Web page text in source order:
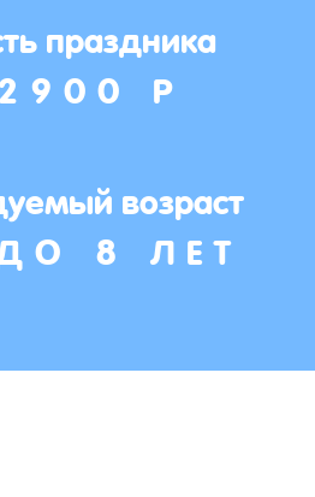
праздника
Р
возраст
8 ЛЕТ